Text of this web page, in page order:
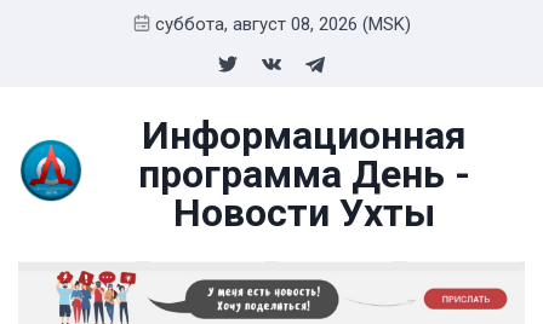
суббота, август 08, 2026 (MSK)
Информационная
программа День -
Новости Ухты